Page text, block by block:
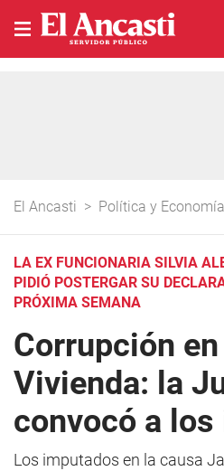
El Ancasti > Política y Economía
LA EX FUNCIONARIA SILVIA
PIDIÓ POSTERGAR SU
PRÓXIMA SEMANA
Corrupción
Vivienda: la
convocó a
Los imputados en la causa